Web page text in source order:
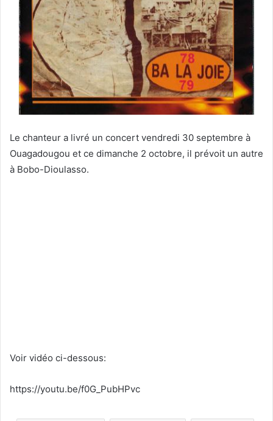
Le chanteur a livré un concert vendredi 30 septembre à
Ouagadougou et ce dimanche 2 octobre, il prévoit un autre
à Bobo-Dioulasso.
Voir vidéo ci-dessous:
https://youtu.be/f0G_PubHPvc